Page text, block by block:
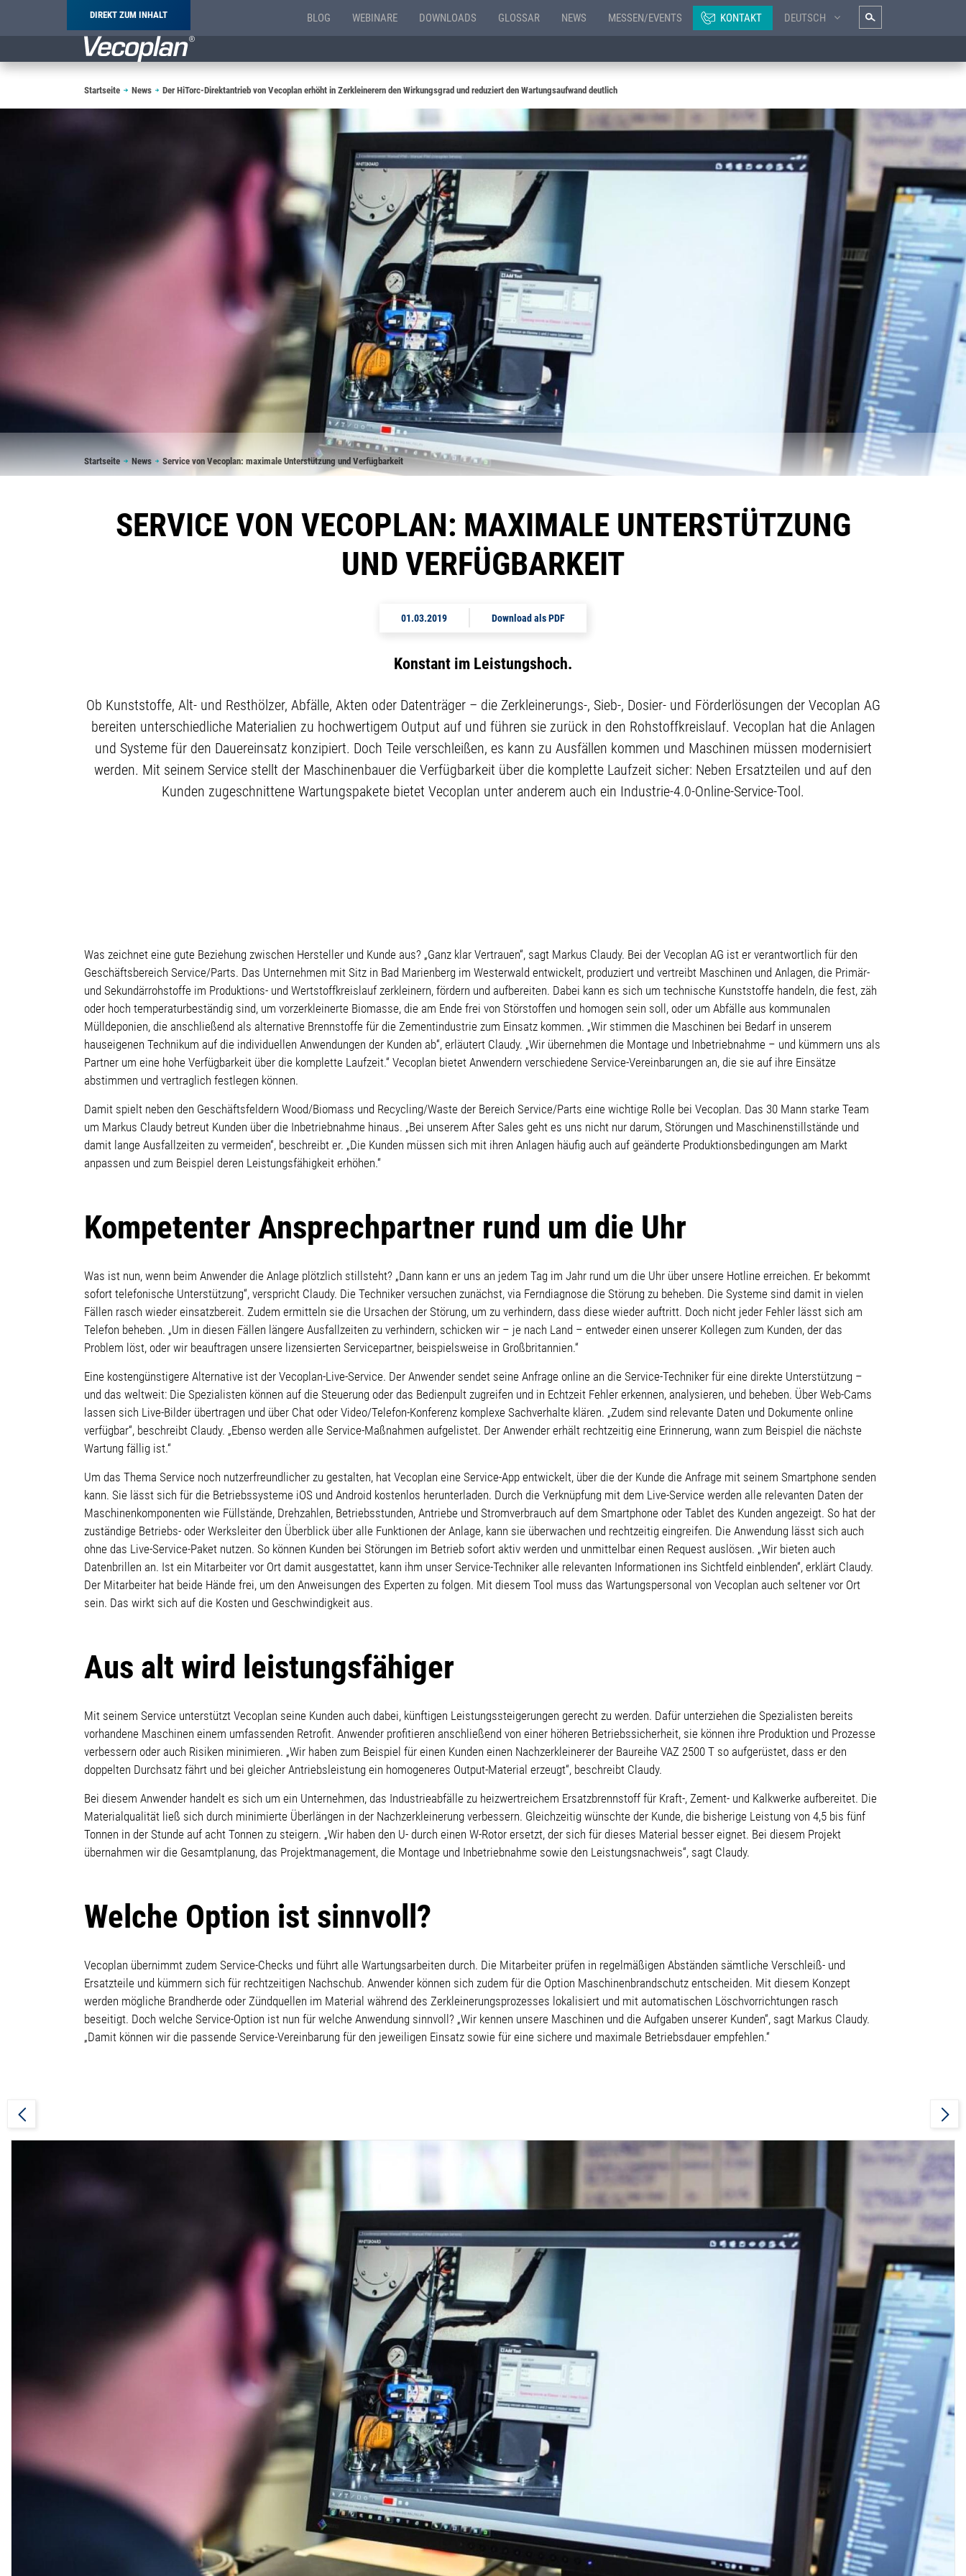
DIREKT ZUM INHALT BLOG WEBINARE DOWNLOADS GLOSSAR NEWS MESSEN/EVENTS KONTAKT DEUTSCH
Pfadnavigation
Startseite News Der HiTorc-Direktantrieb von Vecoplan erhöht in Zerkleinerern den Wirkungsgrad und reduziert den Wartungsaufwand deutlich
Pfadnavigation
Startseite News Service von Vecoplan: maximale Unterstützung und Verfügbarkeit
SERVICE VON VECOPLAN: MAXIMALE UNTERSTÜTZUNG
UND VERFÜGBARKEIT
01.03.2019 Download als PDF
Konstant im Leistungshoch.
Ob Kunststoffe, Alt- und Resthölzer, Abfälle, Akten oder Datenträger – die Zerkleinerungs-, Sieb-, Dosier- und Förderlösungen der Vecoplan AG
bereiten unterschiedliche Materialien zu hochwertigem Output auf und führen sie zurück in den Rohstoffkreislauf. Vecoplan hat die Anlagen
und Systeme für den Dauereinsatz konzipiert. Doch Teile verschleißen, es kann zu Ausfällen kommen und Maschinen müssen modernisiert
werden. Mit seinem Service stellt der Maschinenbauer die Verfügbarkeit über die komplette Laufzeit sicher: Neben Ersatzteilen und auf den
Kunden zugeschnittene Wartungspakete bietet Vecoplan unter anderem auch ein Industrie-4.0-Online-Service-Tool.
Was zeichnet eine gute Beziehung zwischen Hersteller und Kunde aus? „Ganz klar Vertrauen“, sagt Markus Claudy. Bei der Vecoplan AG ist er verantwortlich für den
Geschäftsbereich Service/Parts. Das Unternehmen mit Sitz in Bad Marienberg im Westerwald entwickelt, produziert und vertreibt Maschinen und Anlagen, die Primär-
und Sekundärrohstoffe im Produktions- und Wertstoffkreislauf zerkleinern, fördern und aufbereiten. Dabei kann es sich um technische Kunststoffe handeln, die fest, zäh
oder hoch temperaturbeständig sind, um vorzerkleinerte Biomasse, die am Ende frei von Störstoffen und homogen sein soll, oder um Abfälle aus kommunalen
Mülldeponien, die anschließend als alternative Brennstoffe für die Zementindustrie zum Einsatz kommen. „Wir stimmen die Maschinen bei Bedarf in unserem
hauseigenen Technikum auf die individuellen Anwendungen der Kunden ab“, erläutert Claudy. „Wir übernehmen die Montage und Inbetriebnahme – und kümmern uns als
Partner um eine hohe Verfügbarkeit über die komplette Laufzeit.“ Vecoplan bietet Anwendern verschiedene Service-Vereinbarungen an, die sie auf ihre Einsätze
abstimmen und vertraglich festlegen können.
Damit spielt neben den Geschäftsfeldern Wood/Biomass und Recycling/Waste der Bereich Service/Parts eine wichtige Rolle bei Vecoplan. Das 30 Mann starke Team
um Markus Claudy betreut Kunden über die Inbetriebnahme hinaus. „Bei unserem After Sales geht es uns nicht nur darum, Störungen und Maschinenstillstände und
damit lange Ausfallzeiten zu vermeiden“, beschreibt er. „Die Kunden müssen sich mit ihren Anlagen häufig auch auf geänderte Produktionsbedingungen am Markt
anpassen und zum Beispiel deren Leistungsfähigkeit erhöhen.“
Kompetenter Ansprechpartner rund um die Uhr
Was ist nun, wenn beim Anwender die Anlage plötzlich stillsteht? „Dann kann er uns an jedem Tag im Jahr rund um die Uhr über unsere Hotline erreichen. Er bekommt
sofort telefonische Unterstützung“, verspricht Claudy. Die Techniker versuchen zunächst, via Ferndiagnose die Störung zu beheben. Die Systeme sind damit in vielen
Fällen rasch wieder einsatzbereit. Zudem ermitteln sie die Ursachen der Störung, um zu verhindern, dass diese wieder auftritt. Doch nicht jeder Fehler lässt sich am
Telefon beheben. „Um in diesen Fällen längere Ausfallzeiten zu verhindern, schicken wir – je nach Land – entweder einen unserer Kollegen zum Kunden, der das
Problem löst, oder wir beauftragen unsere lizensierten Servicepartner, beispielsweise in Großbritannien.“
Eine kostengünstigere Alternative ist der Vecoplan-Live-Service. Der Anwender sendet seine Anfrage online an die Service-Techniker für eine direkte Unterstützung –
und das weltweit: Die Spezialisten können auf die Steuerung oder das Bedienpult zugreifen und in Echtzeit Fehler erkennen, analysieren, und beheben. Über Web-Cams
lassen sich Live-Bilder übertragen und über Chat oder Video/Telefon-Konferenz komplexe Sachverhalte klären. „Zudem sind relevante Daten und Dokumente online
verfügbar“, beschreibt Claudy. „Ebenso werden alle Service-Maßnahmen aufgelistet. Der Anwender erhält rechtzeitig eine Erinnerung, wann zum Beispiel die nächste
Wartung fällig ist.“
Um das Thema Service noch nutzerfreundlicher zu gestalten, hat Vecoplan eine Service-App entwickelt, über die der Kunde die Anfrage mit seinem Smartphone senden
kann. Sie lässt sich für die Betriebssysteme iOS und Android kostenlos herunterladen. Durch die Verknüpfung mit dem Live-Service werden alle relevanten Daten der
Maschinenkomponenten wie Füllstände, Drehzahlen, Betriebsstunden, Antriebe und Stromverbrauch auf dem Smartphone oder Tablet des Kunden angezeigt. So hat der
zuständige Betriebs- oder Werksleiter den Überblick über alle Funktionen der Anlage, kann sie überwachen und rechtzeitig eingreifen. Die Anwendung lässt sich auch
ohne das Live-Service-Paket nutzen. So können Kunden bei Störungen im Betrieb sofort aktiv werden und unmittelbar einen Request auslösen. „Wir bieten auch
Datenbrillen an. Ist ein Mitarbeiter vor Ort damit ausgestattet, kann ihm unser Service-Techniker alle relevanten Informationen ins Sichtfeld einblenden“, erklärt Claudy.
Der Mitarbeiter hat beide Hände frei, um den Anweisungen des Experten zu folgen. Mit diesem Tool muss das Wartungspersonal von Vecoplan auch seltener vor Ort
sein. Das wirkt sich auf die Kosten und Geschwindigkeit aus.
Aus alt wird leistungsfähiger
Mit seinem Service unterstützt Vecoplan seine Kunden auch dabei, künftigen Leistungssteigerungen gerecht zu werden. Dafür unterziehen die Spezialisten bereits
vorhandene Maschinen einem umfassenden Retrofit. Anwender profitieren anschließend von einer höheren Betriebssicherheit, sie können ihre Produktion und Prozesse
verbessern oder auch Risiken minimieren. „Wir haben zum Beispiel für einen Kunden einen Nachzerkleinerer der Baureihe VAZ 2500 T so aufgerüstet, dass er den
doppelten Durchsatz fährt und bei gleicher Antriebsleistung ein homogeneres Output-Material erzeugt“, beschreibt Claudy.
Bei diesem Anwender handelt es sich um ein Unternehmen, das Industrieabfälle zu heizwertreichem Ersatzbrennstoff für Kraft-, Zement- und Kalkwerke aufbereitet. Die
Materialqualität ließ sich durch minimierte Überlängen in der Nachzerkleinerung verbessern. Gleichzeitig wünschte der Kunde, die bisherige Leistung von 4,5 bis fünf
Tonnen in der Stunde auf acht Tonnen zu steigern. „Wir haben den U- durch einen W-Rotor ersetzt, der sich für dieses Material besser eignet. Bei diesem Projekt
übernahmen wir die Gesamtplanung, das Projektmanagement, die Montage und Inbetriebnahme sowie den Leistungsnachweis“, sagt Claudy.
Welche Option ist sinnvoll?
Vecoplan übernimmt zudem Service-Checks und führt alle Wartungsarbeiten durch. Die Mitarbeiter prüfen in regelmäßigen Abständen sämtliche Verschleiß- und
Ersatzteile und kümmern sich für rechtzeitigen Nachschub. Anwender können sich zudem für die Option Maschinenbrandschutz entscheiden. Mit diesem Konzept
werden mögliche Brandherde oder Zündquellen im Material während des Zerkleinerungsprozesses lokalisiert und mit automatischen Löschvorrichtungen rasch
beseitigt. Doch welche Service-Option ist nun für welche Anwendung sinnvoll? „Wir kennen unsere Maschinen und die Aufgaben unserer Kunden“, sagt Markus Claudy.
„Damit können wir die passende Service-Vereinbarung für den jeweiligen Einsatz sowie für eine sichere und maximale Betriebsdauer empfehlen.“